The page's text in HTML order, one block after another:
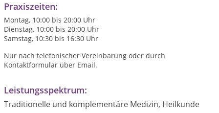
Praxiszeiten:
Montag, 10:00 bis 20:00 Uhr
Dienstag, 10:00 bis 20:00 Uhr
Samstag, 10:30 bis 16:30 Uhr
Nur nach telefonischer Vereinbarung oder durch
Kontaktformular über Email.
Leistungsspektrum:
Traditionelle und komplementäre Medizin, Heilkunde